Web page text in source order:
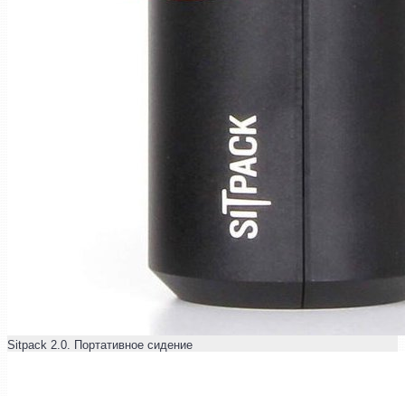
Sitpack 2.0. Портативное сидение